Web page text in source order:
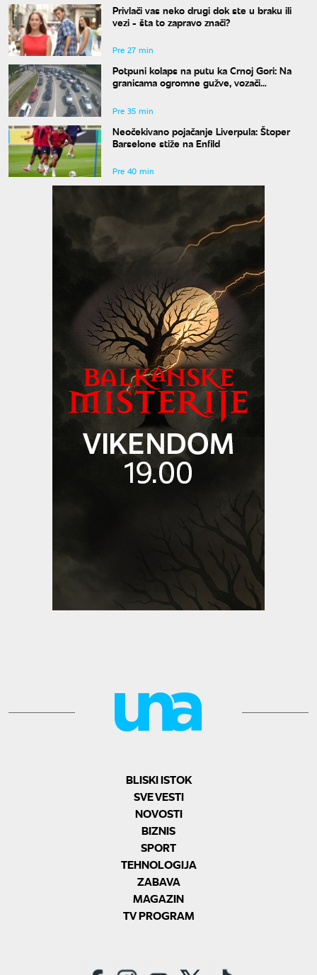
Privlači vas neko drugi dok ste u braku ili
vezi - šta to zapravo znači?
Pre 27 min
Potpuni kolaps na putu ka Crnoj Gori: Na
granicama ogromne gužve, vozači
Pre 35 min
Neočekivano pojačanje Liverpula: Štoper
Barselone stiže na Enfild
Pre 40 min
BLISKI ISTOK
SVE VESTI
NOVOSTI
BIZNIS
SPORT
TEHNOLOGIJA
ZABAVA
MAGAZIN
TV PROGRAM